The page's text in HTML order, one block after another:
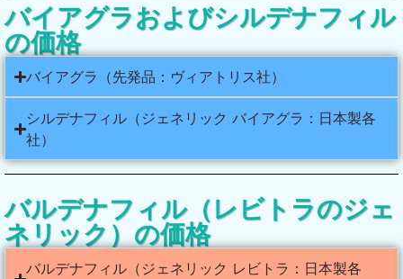
バイアグラおよびシルデナフィル
の価格
バイアグラ（先発品：ヴィアトリス社）
シルデナフィル（ジェネリック バイアグラ：日本製各
社）
バルデナフィル（レビトラのジェ
ネリック）の価格
バルデナフィル（ジェネリック レビトラ：日本製各